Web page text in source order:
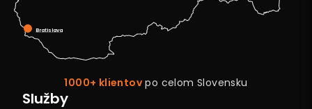
Bratislava
1000+ klientov po celom Slovensku
Služby